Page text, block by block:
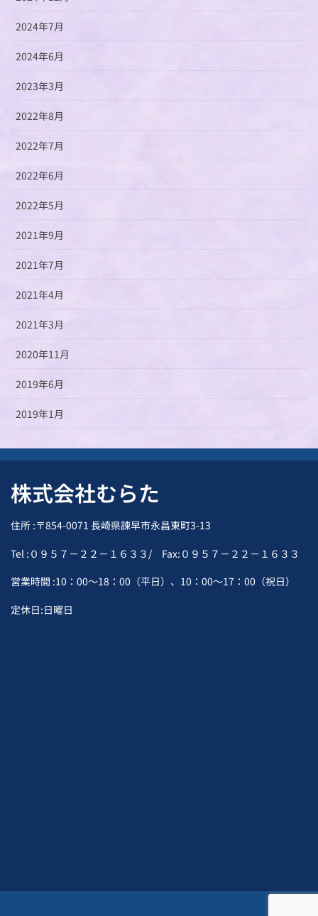
2024年7月
2024年6月
2023年3月
2022年8月
2022年7月
2022年6月
2022年5月
2021年9月
2021年7月
2021年4月
2021年3月
2020年11月
2019年6月
2019年1月
株式会社むらた
住所 :〒854-0071 長崎県諫早市永昌東町3-13
Tel :０９５７－２２－１６３３/ Fax:０９５７－２２－１６３３
営業時間 :10：00～18：00（平日）、10：00～17：00（祝日）
定休日:日曜日